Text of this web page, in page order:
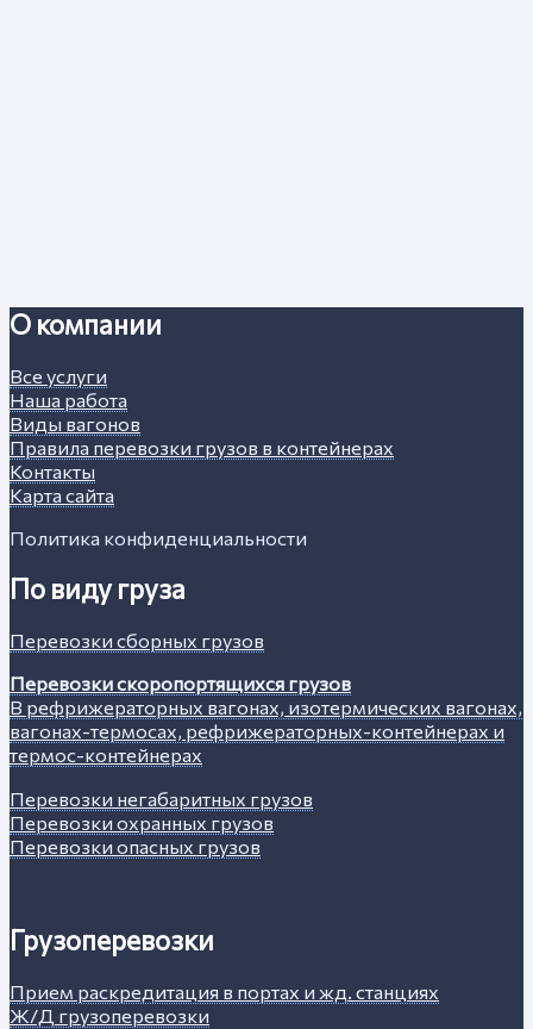
О компании
Все услуги
Наша работа
Виды вагонов
Правила перевозки грузов в контейнерах
Контакты
Карта сайта
Политика конфиденциальности
По виду груза
Перевозки сборных грузов
Перевозки скоропортящихся грузов
В рефрижераторных вагонах, изотермических вагонах,
вагонах-термосах, рефрижераторных-контейнерах и
термос-контейнерах
Перевозки негабаритных грузов
Перевозки охранных грузов
Перевозки опасных грузов
Грузоперевозки
Прием раскредитация в портах и жд. станциях
Ж/Д грузоперевозки